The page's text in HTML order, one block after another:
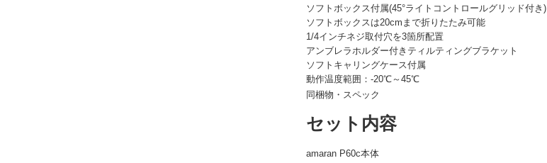
ソフトボックス付属(45°ライトコントロールグリッド付き)
ソフトボックスは20cmまで折りたたみ可能
1/4インチネジ取付穴を3箇所配置
アンブレラホルダー付きティルティングブラケット
ソフトキャリングケース付属
動作温度範囲：-20℃～45℃
同梱物・スペック
セット内容
amaran P60c本体